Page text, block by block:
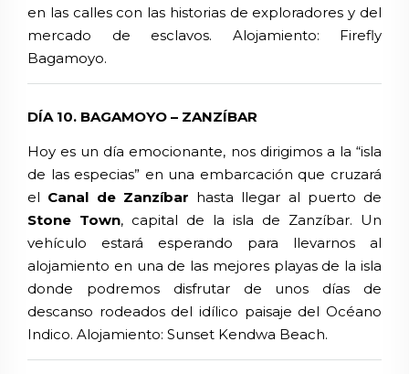
en las calles con las historias de exploradores y del
mercado de esclavos. Alojamiento: Firefly
Bagamoyo.
DÍA 10. BAGAMOYO – ZANZÍBAR
Hoy es un día emocionante, nos dirigimos a la “isla
de las especias” en una embarcación que cruzará
el Canal de Zanzíbar hasta llegar al puerto de
Stone Town, capital de la isla de Zanzíbar. Un
vehículo estará esperando para llevarnos al
alojamiento en una de las mejores playas de la isla
donde podremos disfrutar de unos días de
descanso rodeados del idílico paisaje del Océano
Indico. Alojamiento: Sunset Kendwa Beach.